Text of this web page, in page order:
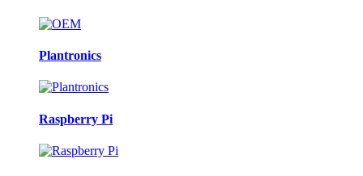
Plantronics
Raspberry Pi